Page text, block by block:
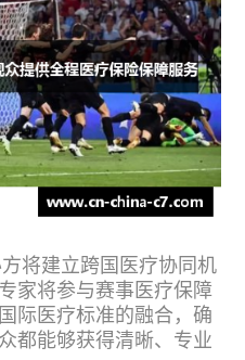
将建立跨国医疗协同机
家将参与赛事医疗保障
际医疗标准的融合，确
都能够获得清晰、专业